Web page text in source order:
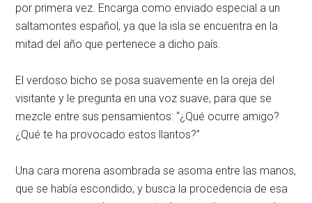
por primera vez. Encarga como enviado especial a un
saltamontes español, ya que la isla se encuentra en la
mitad del año que pertenece a dicho país.
El verdoso bicho se posa suavemente en la oreja del
visitante y le pregunta en una voz suave, para que se
mezcle entre sus pensamientos: “¿Qué ocurre amigo?
¿Qué te ha provocado estos llantos?”
Una cara morena asombrada se asoma entre las manos,
que se había escondido, y busca la procedencia de esa